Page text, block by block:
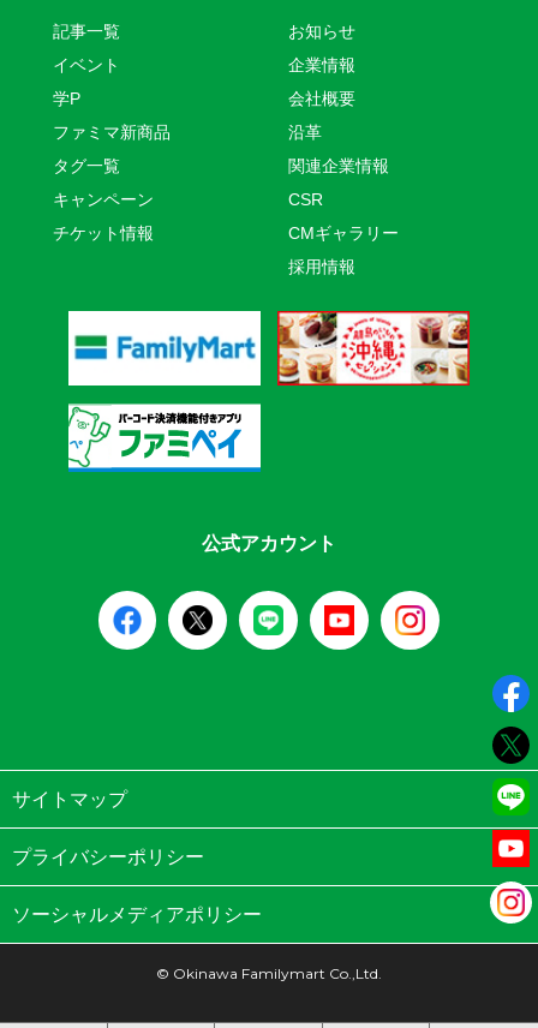
記事一覧
イベント
学P
ファミマ新商品
タグ一覧
キャンペーン
チケット情報
お知らせ
企業情報
会社概要
沿革
関連企業情報
CSR
CMギャラリー
採用情報
公式アカウント
サイトマップ
プライバシーポリシー
ソーシャルメディアポリシー
© Okinawa Familymart Co.,Ltd.